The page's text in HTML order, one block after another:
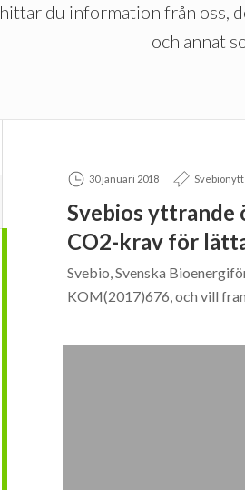
du information från oss,
och annat
30 januari 2018 Svebionytt
Svebios yttrande
CO2-krav för
Svebio, Svenska
KOM(2017)676, och vill